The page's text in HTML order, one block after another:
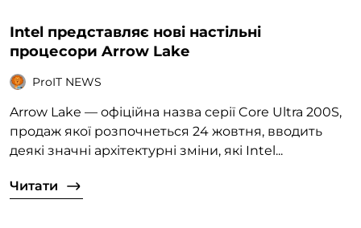
Intel представляє нові настільні
процесори Arrow Lake
ProIT NEWS
Arrow Lake — офіційна назва серії Core Ultra 200S,
продаж якої розпочнеться 24 жовтня, вводить
деякі значні архітектурні зміни, які Intel...
Читати